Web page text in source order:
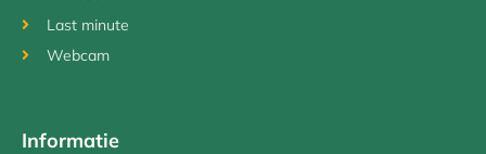
Last minute
Webcam
Informatie